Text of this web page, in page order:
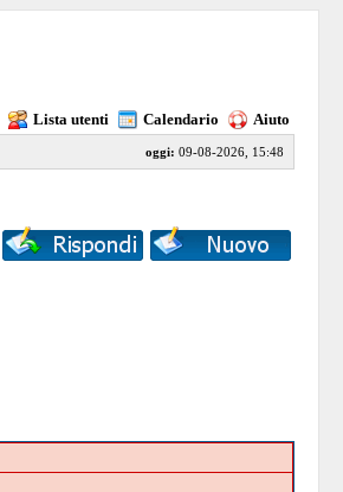
Lista utenti Calendario Aiuto
oggi: 09-08-2026, 15:48